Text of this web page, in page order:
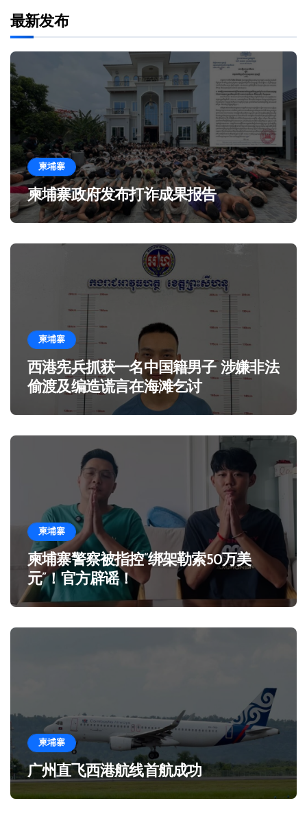
最新发布
柬埔寨
柬埔寨政府发布打诈成果报告
柬埔寨
西港宪兵抓获一名中国籍男子 涉嫌非法
偷渡及编造谎言在海滩乞讨
柬埔寨
柬埔寨警察被指控“绑架勒索50万美
元”！官方辟谣！
柬埔寨
广州直飞西港航线首航成功